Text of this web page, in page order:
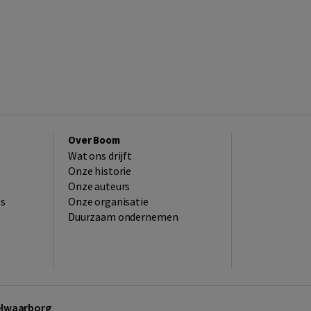
Over Boom
Wat ons drijft
Onze historie
Onze auteurs
Onze organisatie
Duurzaam ondernemen